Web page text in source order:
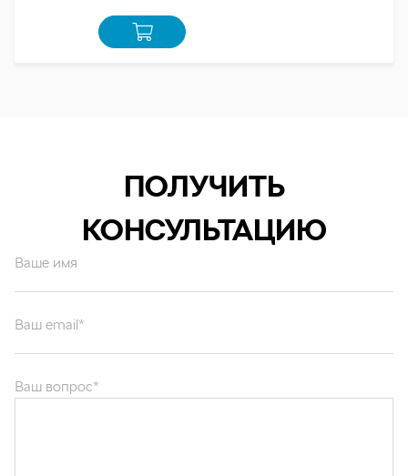
ПОЛУЧИТЬ
КОНСУЛЬТАЦИЮ
Ваше имя
персональных данных